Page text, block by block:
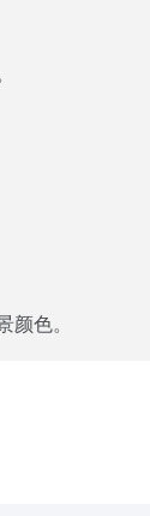
色。